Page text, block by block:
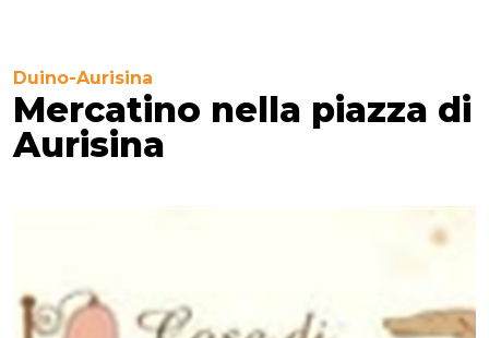
Duino-Aurisina
Mercatino nella piazza di
Aurisina